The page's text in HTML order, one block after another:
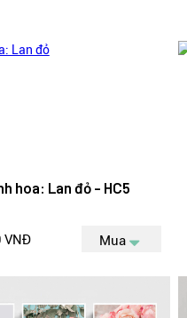
hoa: Lan đỏ - HC5
VNĐ Mua